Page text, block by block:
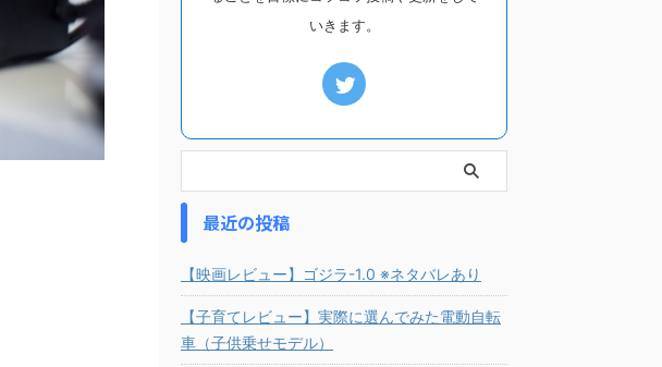
いきます。
最近の投稿
【映画レビュー】ゴジラ-1.0 ※ネタバレあり
【子育てレビュー】実際に選んでみた電動自転
車（子供乗せモデル）